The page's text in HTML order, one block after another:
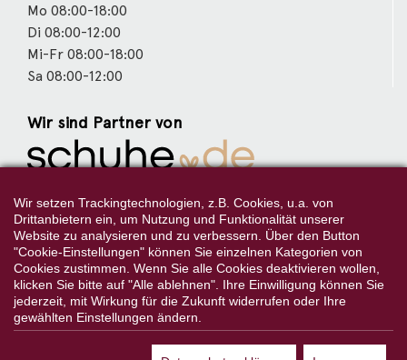
Mo 08:00-18:00
Di 08:00-12:00
Mi-Fr 08:00-18:00
Sa 08:00-12:00
Wir sind Partner von
Weitere Partner
Folgen Sie uns:
Wir setzen Trackingtechnologien, z.B. Cookies, u.a. von
Drittanbietern ein, um Nutzung und Funktionalität unserer
Website zu analysieren und zu verbessern. Über den Button
"Cookie-Einstellungen" können Sie einzelnen Kategorien von
Cookies zustimmen. Wenn Sie alle Cookies deaktivieren wollen,
klicken Sie bitte auf "Alle ablehnen". Ihre Einwilligung können Sie
jederzeit, mit Wirkung für die Zukunft widerrufen oder Ihre
gewählten Einstellungen ändern.